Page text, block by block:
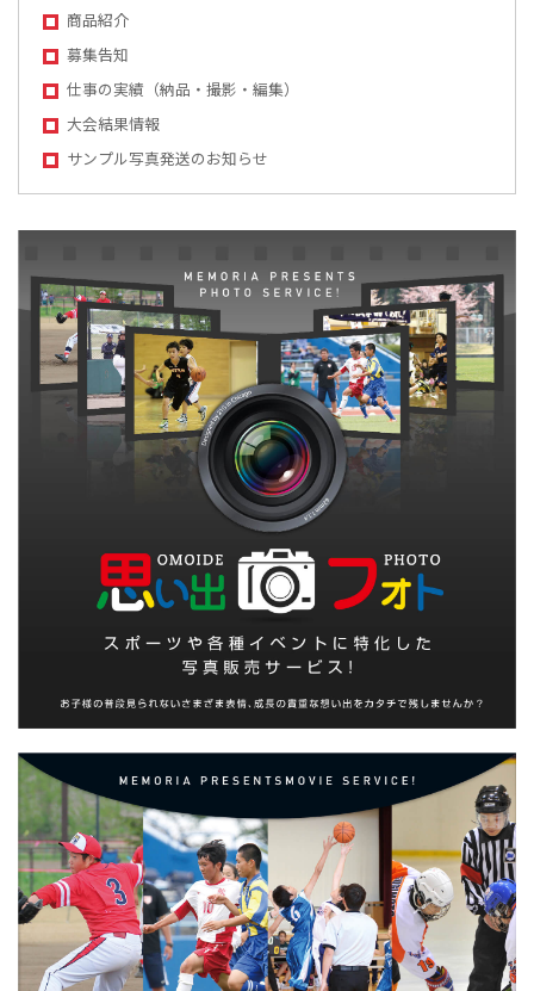
商品紹介
募集告知
仕事の実績（納品・撮影・編集）
大会結果情報
サンプル写真発送のお知らせ